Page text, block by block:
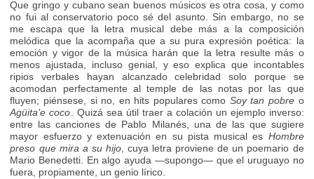
Que gringo y cubano sean buenos músicos es otra cosa, y como
no fui al conservatorio poco sé del asunto. Sin embargo, no se
me escapa que la letra musical debe más a la composición
melódica que la acompaña que a su pura expresión poética: la
emoción y vigor de la música harán que la letra resulte más o
menos ajustada, incluso genial, y eso explica que incontables
ripios verbales hayan alcanzado celebridad solo porque se
acomodan perfectamente al temple de las notas por las que
fluyen; piénsese, si no, en hits populares como Soy tan pobre o
Agüita’e coco . Quizá sea útil traer a colación un ejemplo inverso:
entre las canciones de Pablo Milanés, una de las que sugiere
mayor esfuerzo y extenuación en su pista musical es Hombre
preso que mira a su hijo, cuya letra proviene de un poemario de
Mario Benedetti. En algo ayuda —supongo— que el uruguayo no
fuera, propiamente, un genio lírico.